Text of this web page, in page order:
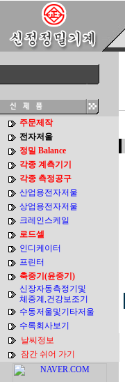
주문제작
전자저울
정밀 Balance
각종 계측기기
각종 측정공구
산업용전자저울
상업용전자저울
크레인스케일
로드셀
인디케이터
프린터
축중기(윤중기)
신장자동측정기및
체중계,건강보조기
수동저울및기타저울
수록회사보기
날씨정보
잠간 쉬어 가기